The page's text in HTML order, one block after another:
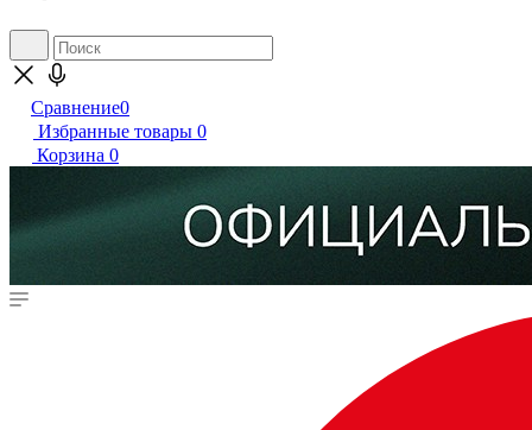
Сравнение0
Избранные товары 0
Корзина 0